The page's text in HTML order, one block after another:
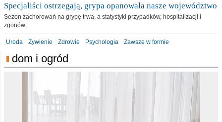
Specjaliści ostrzegają, grypa opanowała nasze województwo
Sezon zachorowań na grypę trwa, a statystyki przypadków, hospitalizacji i
zgonów..
Uroda Żywienie Zdrowie Psychologia Zawsze w formie
dom i ogród